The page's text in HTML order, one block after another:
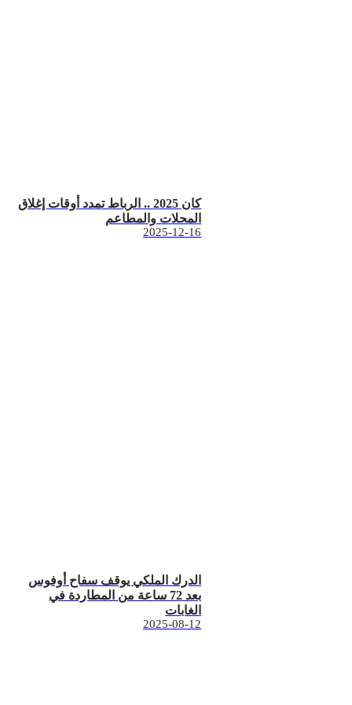
كان 2025 .. الرباط تمدد أوقات إغلاق
المحلات والمطاعم
2025-12-16
الدرك الملكي يوقف سفاح أوفوس
بعد 72 ساعة من المطاردة في
الغابات
2025-08-12